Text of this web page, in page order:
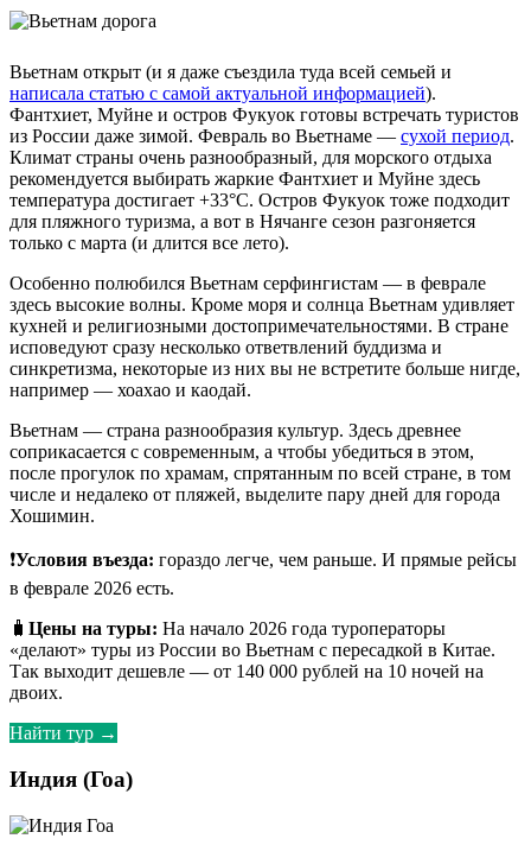
Вьетнам открыт (и я даже съездила туда всей семьей и
написала статью с самой актуальной информацией).
Фантхиет, Муйне и остров Фукуок готовы встречать туристов
из России даже зимой. Февраль во Вьетнаме — сухой период.
Климат страны очень разнообразный, для морского отдыха
рекомендуется выбирать жаркие Фантхиет и Муйне здесь
температура достигает +33°C. Остров Фукуок тоже подходит
для пляжного туризма, а вот в Нячанге сезон разгоняется
только с марта (и длится все лето).
Особенно полюбился Вьетнам серфингистам — в феврале
здесь высокие волны. Кроме моря и солнца Вьетнам удивляет
кухней и религиозными достопримечательностями. В стране
исповедуют сразу несколько ответвлений буддизма и
синкретизма, некоторые из них вы не встретите больше нигде,
например — хоахао и каодай.
Вьетнам — страна разнообразия культур. Здесь древнее
соприкасается с современным, а чтобы убедиться в этом,
после прогулок по храмам, спрятанным по всей стране, в том
числе и недалеко от пляжей, выделите пару дней для города
Хошимин.
❗Условия въезда: гораздо легче, чем раньше. И прямые рейсы
в феврале 2026 есть.
🧳 Цены на туры: На начало 2026 года туроператоры
«делают» туры из России во Вьетнам с пересадкой в Китае.
Так выходит дешевле — от 140 000 рублей на 10 ночей на
двоих.
Найти тур →
Индия (Гоа)